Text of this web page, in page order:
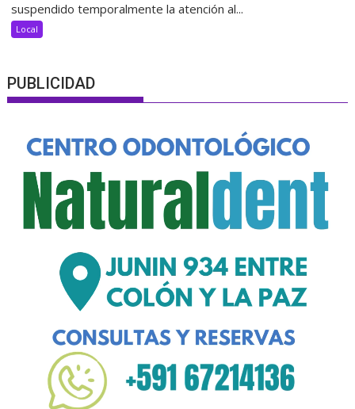
suspendido temporalmente la atención al...
Local
PUBLICIDAD